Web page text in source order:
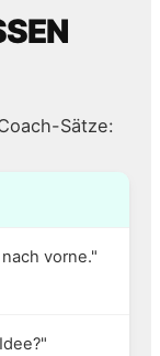
Sätze:
vorne."